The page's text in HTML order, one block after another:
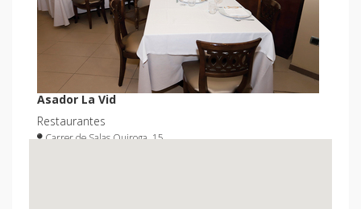
Asador La Vid
Restaurantes
Carrer de Salas Quiroga, 15